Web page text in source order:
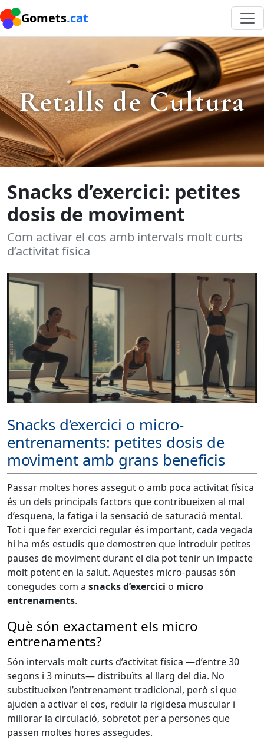
Gomets.cat
Retalls de Cultura
Snacks d’exercici: petites
dosis de moviment
Com activar el cos amb intervals molt curts
d’activitat física
Snacks d’exercici o micro-
entrenaments: petites dosis de
moviment amb grans beneficis
Passar moltes hores assegut o amb poca activitat física
és un dels principals factors que contribueixen al mal
d’esquena, la fatiga i la sensació de saturació mental.
Tot i que fer exercici regular és important, cada vegada
hi ha més estudis que demostren que introduir petites
pauses de moviment durant el dia pot tenir un impacte
molt potent en la salut. Aquestes micro-pausas són
conegudes com a snacks d’exercici o micro
entrenaments.
Què són exactament els micro
entrenaments?
Són intervals molt curts d’activitat física —d’entre 30
segons i 3 minuts— distribuïts al llarg del dia. No
substitueixen l’entrenament tradicional, però sí que
ajuden a activar el cos, reduir la rigidesa muscular i
millorar la circulació, sobretot per a persones que
passen moltes hores assegudes.